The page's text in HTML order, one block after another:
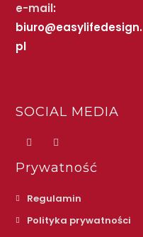
e-mail:
biuro@easylifedesign.
pl
SOCIAL MEDIA
Prywatność
Regulamin
Polityka prywatności